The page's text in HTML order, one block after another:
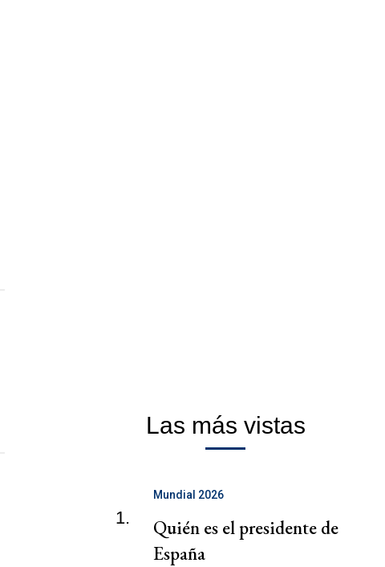
Las más vistas
1.
Mundial 2026
Quién es el presidente de
España